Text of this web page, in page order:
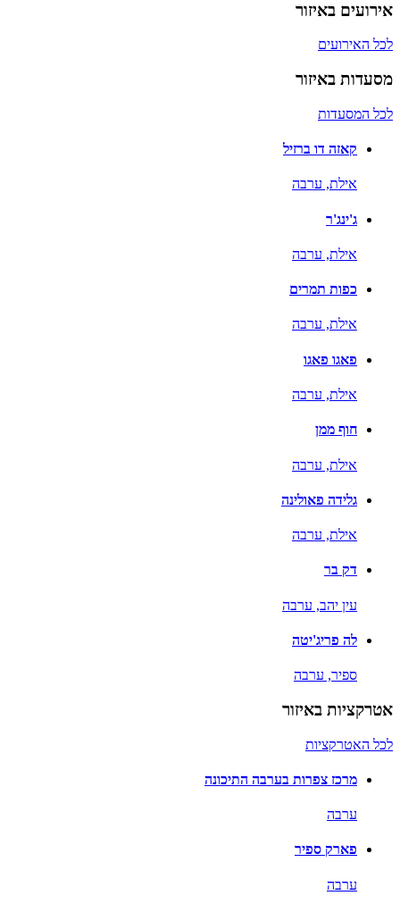
אירועים באיזור
לכל האירועים
מסעדות באיזור
לכל המסעדות
קאזה דו ברזיל
אילת, ערבה
ג'ינג'ר
אילת, ערבה
כפות תמרים
אילת, ערבה
פאגו פאגו
אילת, ערבה
חוף ממן
אילת, ערבה
גלידה פאולינה
אילת, ערבה
דק בר
עין יהב, ערבה
לה פריג'יטה
ספיר, ערבה
אטרקציות באיזור
לכל האטרקציות
מרכז צפרות בערבה התיכונה
ערבה
פארק ספיר
ערבה